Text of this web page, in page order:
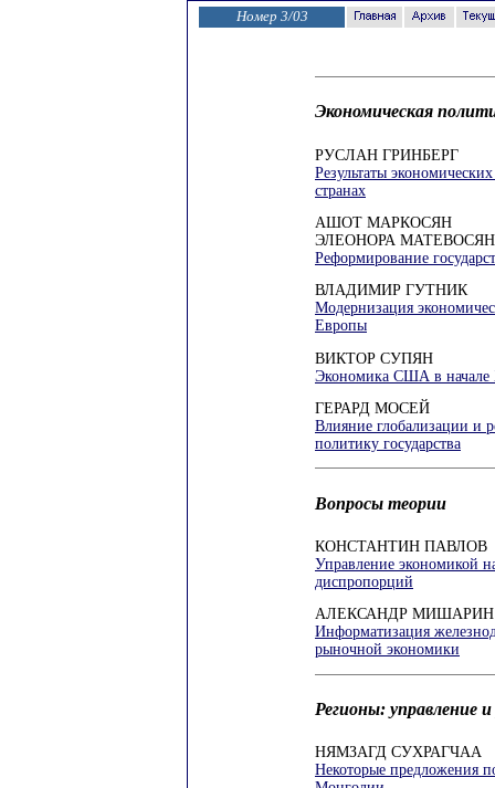
Номер 3/03
Экономическая
РУСЛАН ГРИНБЕРГ
Результаты
странах
АШОТ МАРКОСЯН
ЭЛЕОНОРА МАТЕВОСЯН
Реформирование
ВЛАДИМИР ГУТНИК
Модернизация
Европы
ВИКТОР СУПЯН
Экономика США в начале
ГЕРАРД МОСЕЙ
Влияние глобализации и
политику государства
Вопросы теории
КОНСТАНТИН ПАВЛОВ
Управление экономикой
диспропорций
АЛЕКСАНДР МИШАРИН
Информатизация
рыночной экономики
Регионы: управление
НЯМЗАГД СУХРАГЧАА
Некоторые предложения